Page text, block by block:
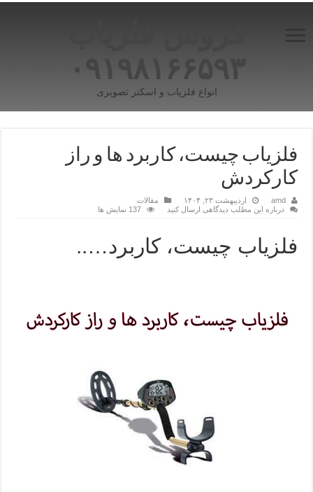
۰۹۱۹۸۱۶۶۵۹۳
انواع فلزیاب و اسکنر تصویری
فلزیاب چیست، کاربرد ها و راز
کارکردش
amd اردیبهشت ۲۳, ۱۴۰۴
مقالات
درباره این مطلب دیدگاهی ارسال کنید
137 نمایش ها
فلزیاب چیست، کاربرد…..